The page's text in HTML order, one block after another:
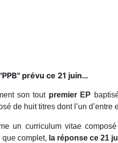
prévu ce 21 juin…
son tout premier EP
de huit titres dont l’un
un curriculum vitae
que complet, la réponse ce 21